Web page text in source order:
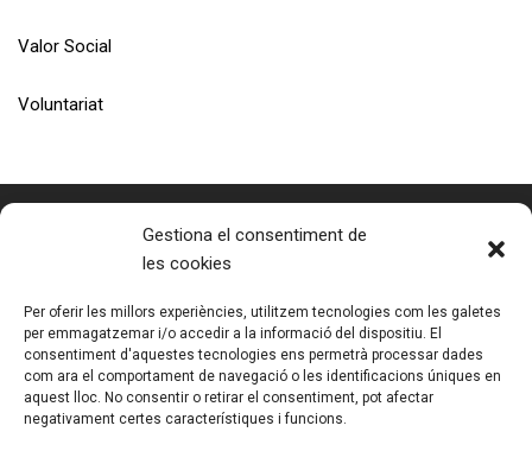
Gestiona el consentiment de
les cookies
Per oferir les millors experiències, utilitzem tecnologies com les galetes
per emmagatzemar i/o accedir a la informació del dispositiu. El
consentiment d'aquestes tecnologies ens permetrà processar dades
com ara el comportament de navegació o les identificacions úniques en
aquest lloc. No consentir o retirar el consentiment, pot afectar
negativament certes característiques i funcions.
Valor Social
Voluntariat
Entitat de Pere Caver Grup
Tel. 93 392 23 11
info@fundaciotallers.org